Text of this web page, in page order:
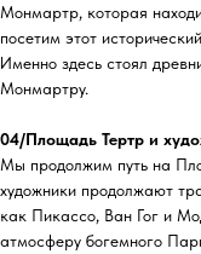
Монмартр, которая
посетим этот
Именно здесь стоял
Монмартру.
04/Площадь Тертр и
Мы продолжим путь на
художники продолжают
как Пикассо, Ван Гог и
атмосферу богемного